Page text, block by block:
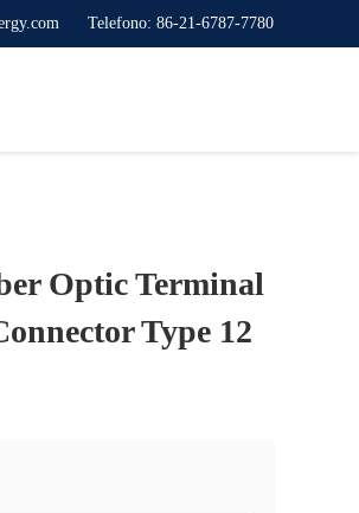
Telefono: 86-21-6787-7780
Optic Terminal
Type 12